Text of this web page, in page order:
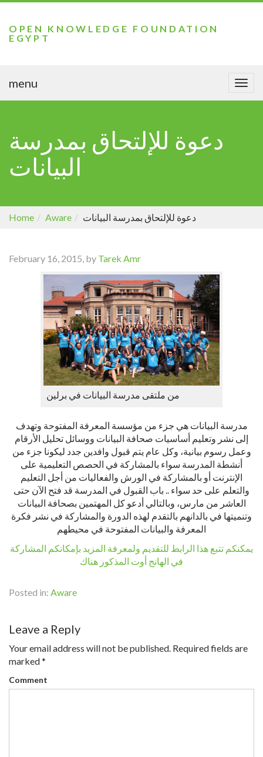
OPEN KNOWLEDGE FOUNDATION
EGYPT
menu
دعوة للإلتحاق بمدرسة
البيانات
Home Aware دعوة للإلتحاق بمدرسة البيانات
February 16, 2015, by Tarek Amr
من ملتقى مدرسة البيانات في برلين
مدرسة البيانات هي جزء من مؤسسة المعرفة المفتوحة وتهدف
إلى نشر وتعليم أساسيات صحافة البيانات ووسائل تحليل الأرقام
وعمل رسوم بيانية، وكل عام يتم قبول وافدين جدد ليكونا جزء من
أنشطة المدرسة سواء بالمشاركة في الحصص التعليمية على
الإنترنت أو بالمشاركة في الورش والفعاليات من أجل التعليم
والتعلم على حد سواء .. باب القبول في المدرسة قد فتح الآن حتى
العاشر من مارس، وبالتالي أدعو كل المهتمين بصحافة البيانات
وتنميتها في بالدانهم بالتقدم لهذه الدورة والمشاركة في نشر فكرة
المعرفة والبيانات المفتوحة في محيطهم
يمكنكم تتبع هذا الرابط للتقديم ولمعرفة المزيد بإمكانكم المشاركة
في الهانج أوت المذكور هناك
Posted in: Aware
Leave a Reply
Your email address will not be published. Required fields are
marked*
Comment